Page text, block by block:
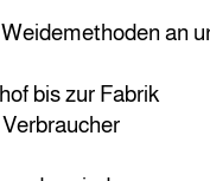
an
bis zur Fabrik